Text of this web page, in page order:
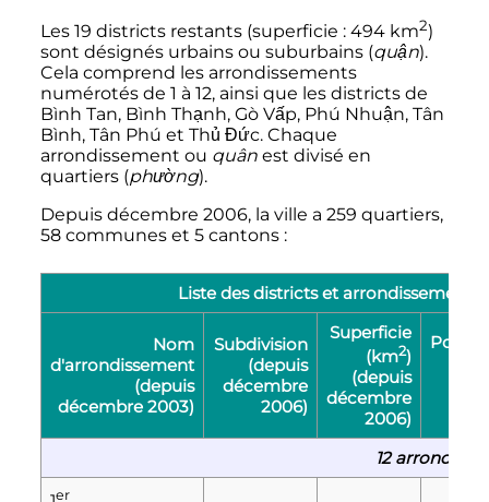
Les 19 districts restants (superficie : 494 km2)
sont désignés urbains ou suburbains (quận).
Cela comprend les arrondissements
numérotés de 1 à 12, ainsi que les districts de
Bình Tan, Bình Thạnh, Gò Vấp, Phú Nhuận, Tân
Bình, Tân Phú et Thủ Đức. Chaque
arrondissement ou quânest divisé en
quartiers (phường).
Depuis décembre 2006, la ville a 259 quartiers,
58 communes et 5 cantons :
Liste des districts et
Nom
d'arrondissement
(depuis
décembre 2003)
Subdivision
(depuis
décembre
2006)
Superficie
(km2)
(depuis
décembre
2006)
12
er